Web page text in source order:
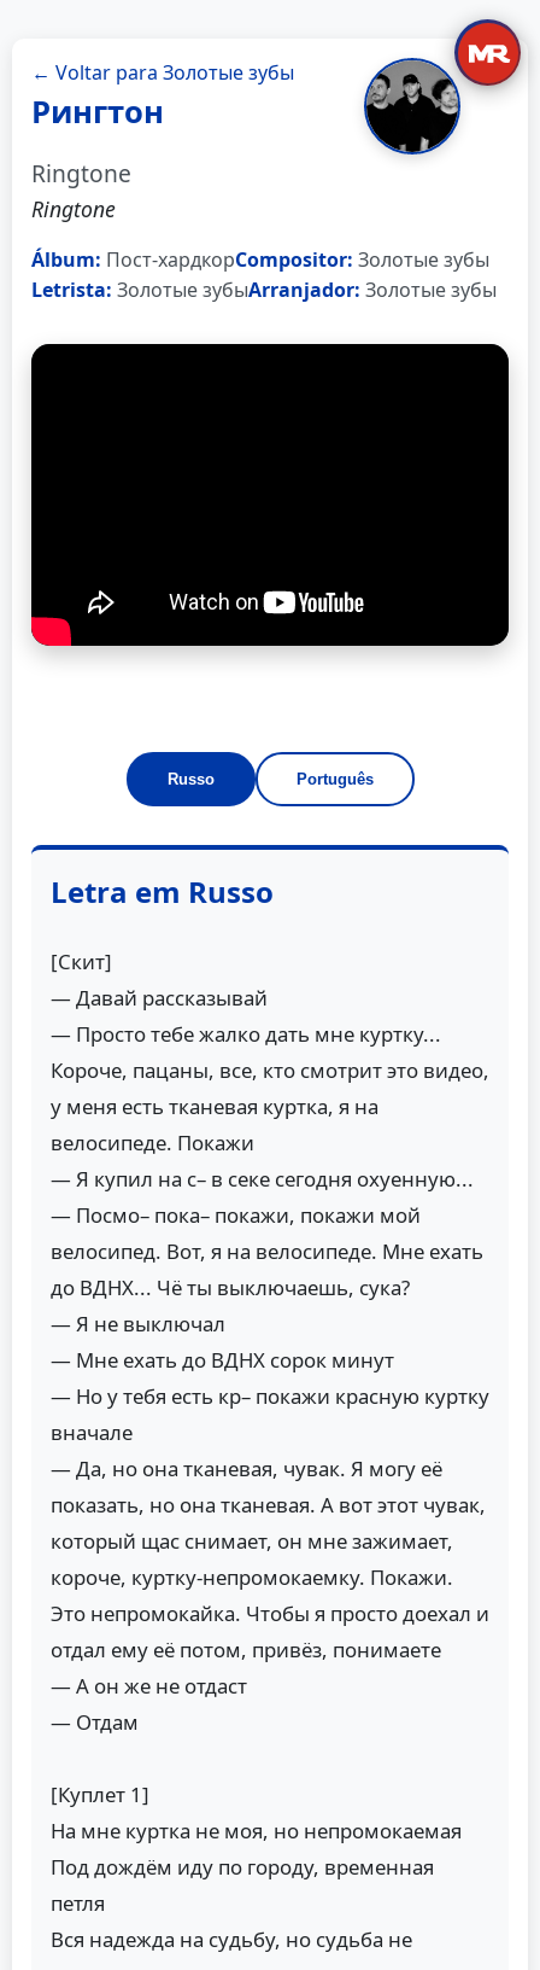
← Voltar para Золотые зубы
Рингтон
Ringtone
Ringtone
Álbum: Пост-хардкорCompositor: Золотые зубы
Letrista: Золотые зубыArranjador: Золотые зубы
Russo Português
Letra em Russo
[Скит]
— Давай рассказывай
— Просто тебе жалко дать мне куртку...
Короче, пацаны, все, кто смотрит это видео,
у меня есть тканевая куртка, я на
велосипеде. Покажи
— Я купил на с– в секе сегодня охуенную...
— Посмо– пока– покажи, покажи мой
велосипед. Вот, я на велосипеде. Мне ехать
до ВДНХ... Чё ты выключаешь, сука?
— Я не выключал
— Мне ехать до ВДНХ сорок минут
— Но у тебя есть кр– покажи красную куртку
вначале
— Да, но она тканевая, чувак. Я могу её
показать, но она тканевая. А вот этот чувак,
который щас снимает, он мне зажимает,
короче, куртку-непромокаемку. Покажи.
Это непромокайка. Чтобы я просто доехал и
отдал ему её потом, привёз, понимаете
— А он же не отдаст
— Отдам
[Куплет 1]
На мне куртка не моя, но непромокаемая
Под дождём иду по городу, временная
петля
Вся надежда на судьбу, но судьба не